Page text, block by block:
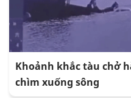
Khoảnh khắc tàu chở
chìm xuống sông